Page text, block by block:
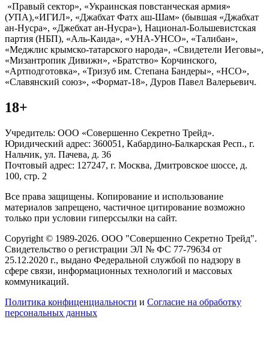
«Правый сектор», «Украинская повстанческая армия»
(УПА),«ИГИЛ», «Джабхат Фатх аш-Шам» (бывшая «Джабхат
ан-Нусра», «Джебхат ан-Нусра»), Национал-Большевистская
партия (НБП), «Аль-Каида», «УНА-УНСО», «Талибан»,
«Меджлис крымско-татарского народа», «Свидетели Иеговы»,
«Мизантропик Дивижн», «Братство» Корчинского,
«Артподготовка», «Тризуб им. Степана Бандеры», «НСО»,
«Славянский союз», «Формат-18», Дуров Павел Валерьевич.
18+
Учредитель: ООО «Совершенно Секретно Трейд».
Юридический адрес: 360051, Кабардино-Балкарская Респ., г.
Нальчик, ул. Пачева, д. 36
Почтовый адрес: 127247, г. Москва, Дмитровское шоссе, д.
100, стр. 2
Все права защищены. Копирование и использование
материалов запрещено, частичное цитирование возможно
только при условии гиперссылки на сайт.
Copyright © 1989-2026. ООО "Совершенно Секретно Трейд".
Свидетельство о регистрации ЭЛ № ФС 77-79634 от
25.12.2020 г., выдано Федеральной службой по надзору в
сфере связи, информационных технологий и массовых
коммуникаций.
Политика конфиценциальности и Согласие на обработку
персональных данных